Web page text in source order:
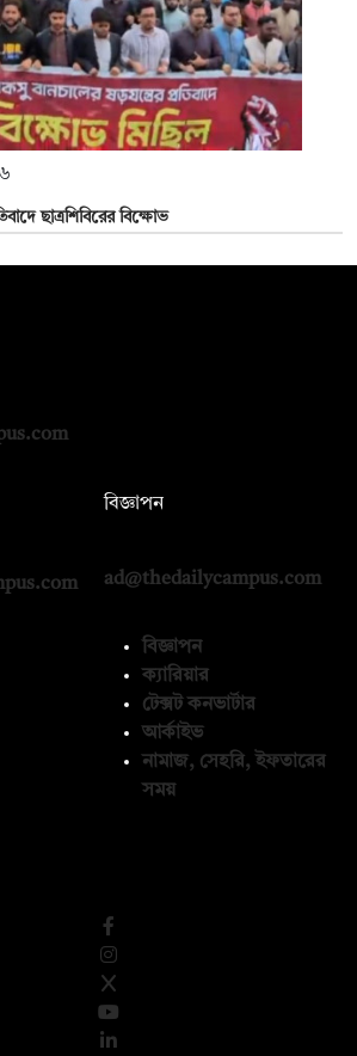
ছাত্রশিবিরের বিক্ষোভ
বিজ্ঞাপন
ad@thedailycampus.com
বিজ্ঞাপন
ক্যারিয়ার
টেক্সট কনভার্টার
আর্কাইভ
নামাজ, সেহরি, ইফতারের
সময়